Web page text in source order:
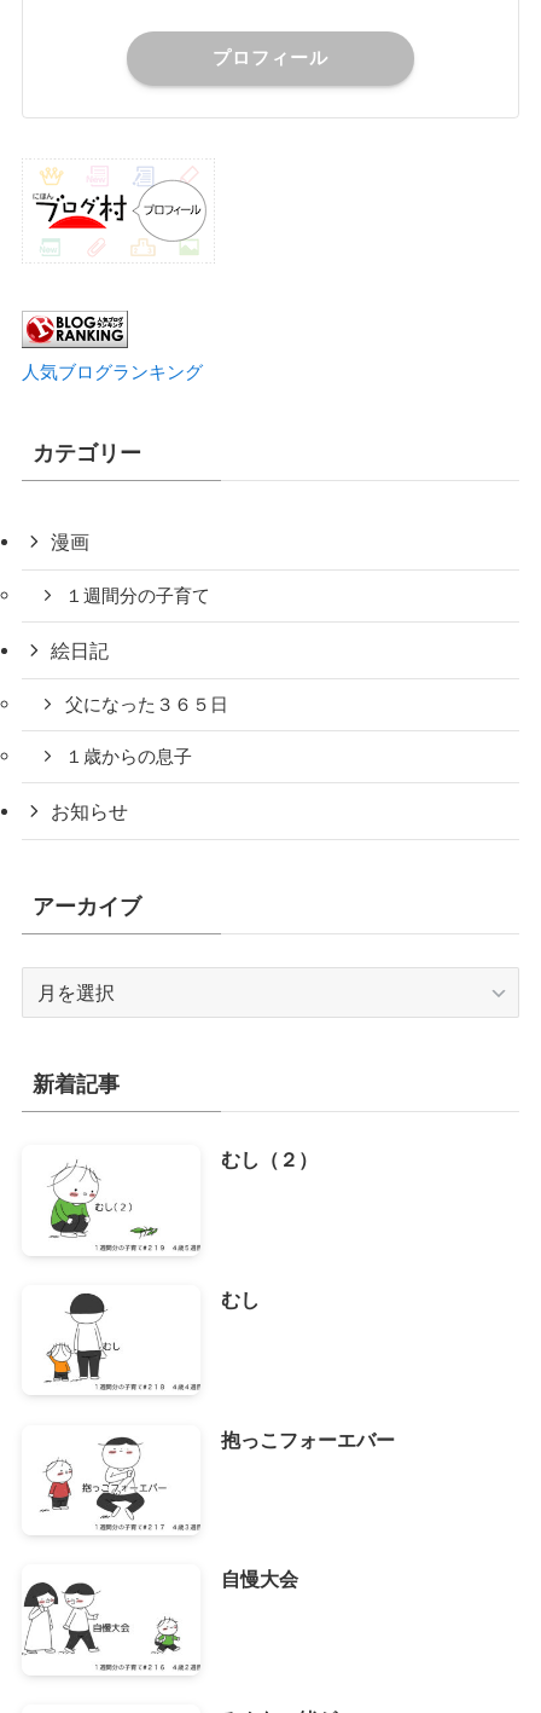
プロフィール
人気ブログランキング
カテゴリー
漫画
１週間分の子育て
絵日記
父になった３６５日
１歳からの息子
お知らせ
アーカイブ
イ
ブ
新着記事
むし（２）
むし
抱っこフォーエバー
自慢大会